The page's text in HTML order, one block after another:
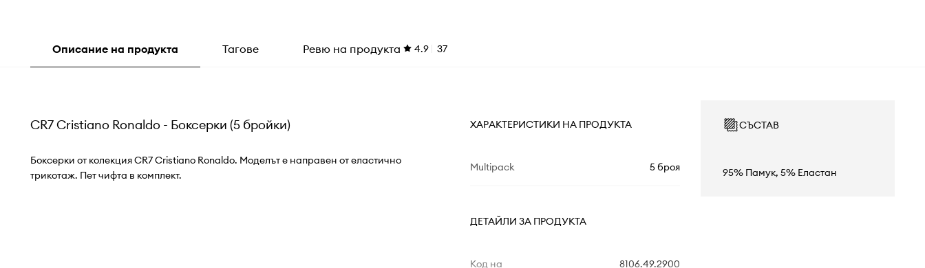
Описание на продукта Тагове Ревю на продукта 4.9 37
CR7 Cristiano Ronaldo - Боксерки (5 бройки)
Боксерки от колекция CR7 Cristiano Ronaldo. Моделът е направен от еластично
трикотаж. Пет чифта в комплект.
ХАРАКТЕРИСТИКИ НА ПРОДУКТА
Multipack 5 броя
ДЕТАЙЛИ ЗА ПРОДУКТА
Код на
8106.49.2900
СЪСТАВ
95% Памук, 5% Еластан